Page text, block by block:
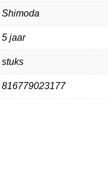
Shimoda
5 jaar
stuks
816779023177